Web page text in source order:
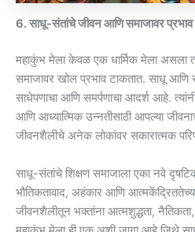
6. साधू-संतांचे जीवन आणि समाजावर प्रभाव
महाकुंभ मेला केवळ एक धार्मिक मेला असला
समाजावर खोल प्रभाव टाकतात. साधू आणि
साधेपणाचा आणि समर्पणाचा आदर्श आहे.
आणि आध्यात्मिक उन्नतीसाठी आपल्या
जीवनशैलीचे अनेक लोकांवर सकारात्मक
साधू-संतांचे शिक्षण समाजाला एका नवे
भौतिकतावाद, अहंकार आणि
जीवनशैलीतून भक्तांना आत्मशुद्धता,